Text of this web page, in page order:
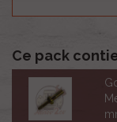
Ce pack